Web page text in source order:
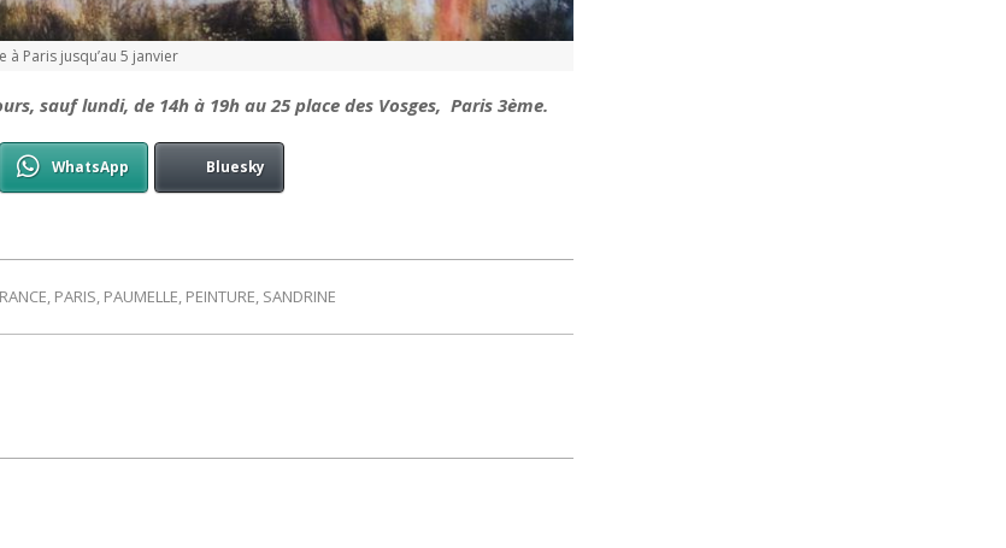
à Paris jusqu’au 5 janvier
sauf lundi, de 14h à 19h au 25 place des Vosges, Paris 3ème.
WhatsApp Bluesky
, PARIS, PAUMELLE, PEINTURE, SANDRINE